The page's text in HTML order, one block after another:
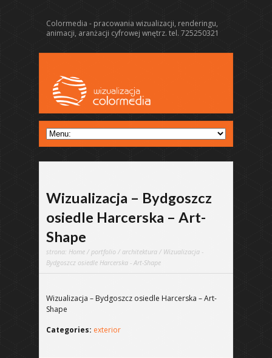
Colormedia - pracowania wizualizacji, renderingu,
animacji, aranżacji cyfrowej wnętrz. tel. 725250321
Wizualizacja – Bydgoszcz
osiedle Harcerska – Art-
Shape
strona: Home / portfolio / architektura / Wizualizacja -
Bydgoszcz osiedle Harcerska - Art-Shape
Wizualizacja – Bydgoszcz osiedle Harcerska – Art-
Shape
Categories: exterior